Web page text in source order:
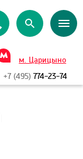
м. Царицыно
+7 (495) 774-23-74